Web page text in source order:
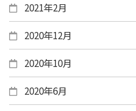
2021年2月
2020年12月
2020年10月
2020年6月